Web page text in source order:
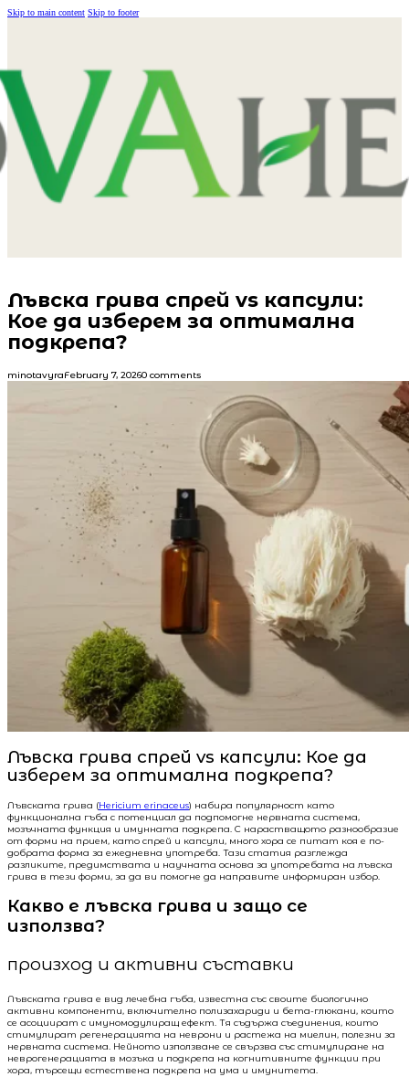
Skip to main content Skip to footer
Лъвска грива спрей vs капсули:
Кое да изберем за оптимална
подкрепа?
minotavyraFebruary 7, 20260 comments
Лъвска грива спрей vs капсули: Кое да
изберем за оптимална подкрепа?
Лъвската грива (Hericium erinaceus) набира популярност като
функционална гъба с потенциал да подпомогне нервната система,
мозъчната функция и имунната подкрепа. С нарастващото разнообразие
от форми на прием, като спрей и капсули, много хора се питат коя е по-
добрата форма за ежедневна употреба. Тази статия разглежда
разликите, предимствата и научната основа за употребата на лъвска
грива в тези форми, за да ви помогне да направите информиран избор.
Какво е лъвска грива и защо се
използва?
произход и активни съставки
Лъвската грива е вид лечебна гъба, известна със своите биологично
активни компоненти, включително полизахариди и бета-глюкани, които
се асоциират с имуномодулиращ ефект. Тя съдържа съединения, които
стимулират регенерацията на неврони и растежа на миелин, полезни за
нервната система. Нейното използване се свързва със стимулиране на
неврогенерацията в мозъка и подкрепа на когнитивните функции при
хора, търсещи естествена подкрепа на ума и имунитета.